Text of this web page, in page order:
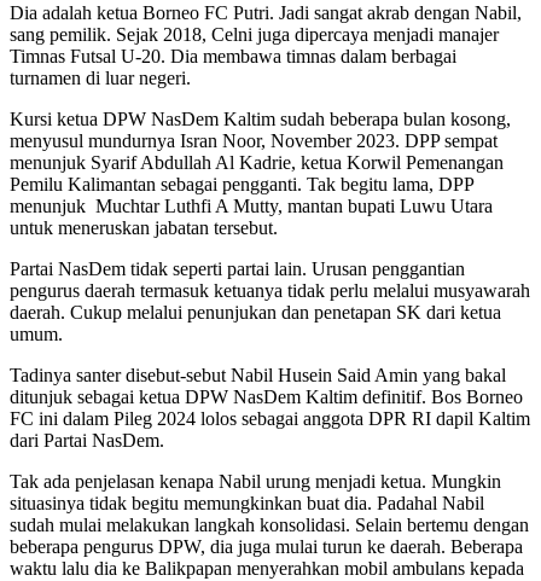
Dia adalah ketua Borneo FC Putri. Jadi sangat akrab dengan Nabil,
sang pemilik. Sejak 2018, Celni juga dipercaya menjadi manajer
Timnas Futsal U-20. Dia membawa timnas dalam berbagai
turnamen di luar negeri.
Kursi ketua DPW NasDem Kaltim sudah beberapa bulan kosong,
menyusul mundurnya Isran Noor, November 2023. DPP sempat
menunjuk Syarif Abdullah Al Kadrie, ketua Korwil Pemenangan
Pemilu Kalimantan sebagai pengganti. Tak begitu lama, DPP
menunjuk Muchtar Luthfi A Mutty, mantan bupati Luwu Utara
untuk meneruskan jabatan tersebut.
Partai NasDem tidak seperti partai lain. Urusan penggantian
pengurus daerah termasuk ketuanya tidak perlu melalui musyawarah
daerah. Cukup melalui penunjukan dan penetapan SK dari ketua
umum.
Tadinya santer disebut-sebut Nabil Husein Said Amin yang bakal
ditunjuk sebagai ketua DPW NasDem Kaltim definitif. Bos Borneo
FC ini dalam Pileg 2024 lolos sebagai anggota DPR RI dapil Kaltim
dari Partai NasDem.
Tak ada penjelasan kenapa Nabil urung menjadi ketua. Mungkin
situasinya tidak begitu memungkinkan buat dia. Padahal Nabil
sudah mulai melakukan langkah konsolidasi. Selain bertemu dengan
beberapa pengurus DPW, dia juga mulai turun ke daerah. Beberapa
waktu lalu dia ke Balikpapan menyerahkan mobil ambulans kepada